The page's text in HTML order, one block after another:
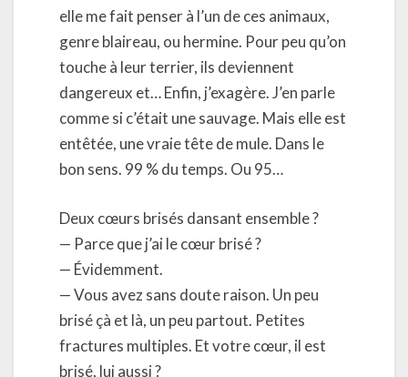
elle me fait penser à l’un de ces animaux,
genre blaireau, ou hermine. Pour peu qu’on
touche à leur terrier, ils deviennent
dangereux et… Enfin, j’exagère. J’en parle
comme si c’était une sauvage. Mais elle est
entêtée, une vraie tête de mule. Dans le
bon sens. 99 % du temps. Ou 95…
Deux cœurs brisés dansant ensemble ?
— Parce que j’ai le cœur brisé ?
— Évidemment.
— Vous avez sans doute raison. Un peu
brisé çà et là, un peu partout. Petites
fractures multiples. Et votre cœur, il est
brisé, lui aussi ?